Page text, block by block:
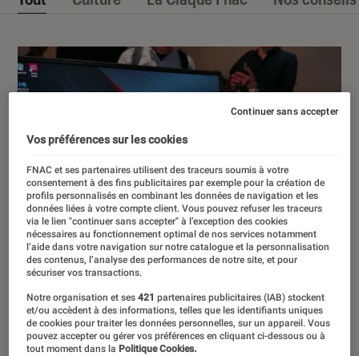
Vos préférences sur les cookies
FNAC et ses partenaires utilisent des traceurs soumis à votre
consentement à des fins publicitaires par exemple pour la création de
profils personnalisés en combinant les données de navigation et les
données liées à votre compte client. Vous pouvez refuser les traceurs
via le lien "continuer sans accepter" à l’exception des cookies
nécessaires au fonctionnement optimal de nos services notamment
l’aide dans votre navigation sur notre catalogue et la personnalisation
des contenus, l’analyse des performances de notre site, et pour
sécuriser vos transactions.
Notre organisation et ses421 partenaires publicitaires (IAB) stockent
et/ou accèdent à des informations, telles que les identifiants uniques
de cookies pour traiter les données personnelles, sur un appareil. Vous
pouvez accepter ou gérer vos préférences en cliquant ci-dessous ou à
tout moment dans la Politique Cookies.
Continuer sans accepter